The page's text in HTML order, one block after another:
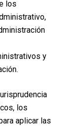
los
y
los
aplicar las